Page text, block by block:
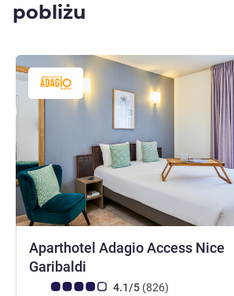
pobliżu
Aparthotel Adagio Access Nice
Garibaldi
Ocena klientów (Ocena ALL)
4.1/5 (826Liczba opinii
)